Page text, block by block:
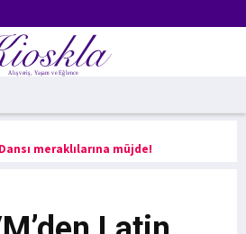
meraklılarına müjde!